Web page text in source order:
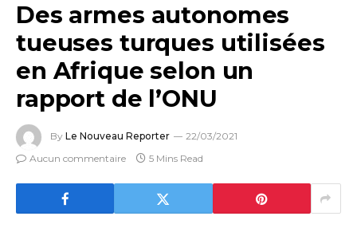
Des armes autonomes
tueuses turques utilisées
en Afrique selon un
rapport de l’ONU
By Le Nouveau Reporter
22/03/2021
Aucun commentaire
5 Mins Read